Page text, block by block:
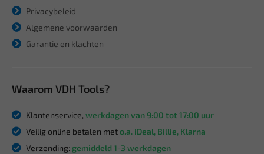
Privacybeleid
Algemene voorwaarden
Garantie en klachten
Waarom VDH Tools?
Klantenservice, werkdagen van 9:00 tot 17:00 uur
Veilig online betalen meto.a. iDeal, Billie, Klarna
Verzending: gemiddeld 1-3 werkdagen